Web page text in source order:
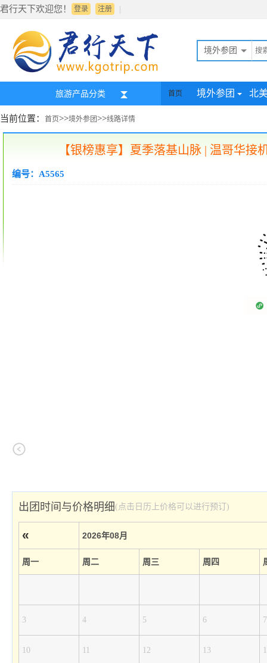
君行天下欢迎您！ 登录 |
注册
境外参团
旅游产品分类 首页 境外参团 北
当前位置： 首页>>境外参团>>线路详情
【银榜惠享】夏季落基山脉 | 温哥华
编号：A5565
出团时间与价格明细(点击日历上价格可以进行预订)
« 2026年08月
周一 周二 周三 周四
3 4 5 6 7
10 11 12 13